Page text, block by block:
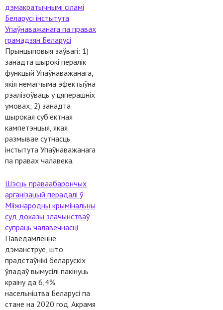
дэмакратычнымі сіламі
Беларусі інстытута
Упаўнаважанага па правах
грамадзян Беларусі
Прынцыповыя заўвагі: 1)
занадта шырокі пералік
функцый Упаўнаважанага,
якія немагчыма эфектыўна
рэалізоўваць у цяперашніх
умовах; 2) занадта
шырокая суб'ектная
кампетэнцыя, якая
размывае сутнасць
інстытута Упаўнаважанага
па правах чалавека.
Шэсць праваабарончых
арганізацый перадалі ў
Мііжнародны крымінальны
суд доказы злачынстваў
супраць чалавечнасці
Паведамленне
дэманструе, што
прадстаўнікі беларускіх
ўладаў вымусілі пакінуць
краіну да 6,4%
насельніцтва Беларусі па
стане на 2020 год. Акрамя